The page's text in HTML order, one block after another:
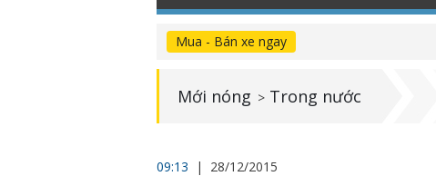
Mua - Bán xe ngay
Mới nóng > Trong nước
09:13
| 28/12/2015